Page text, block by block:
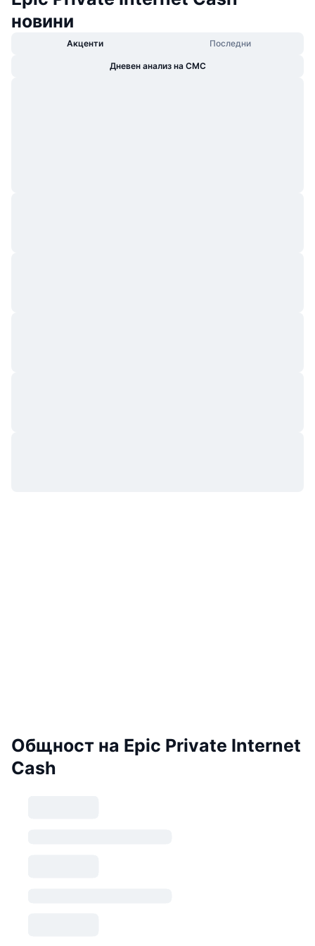
новини
Акценти Последни
Дневен анализ на CMC
Общност на Epic Private Internet
Cash